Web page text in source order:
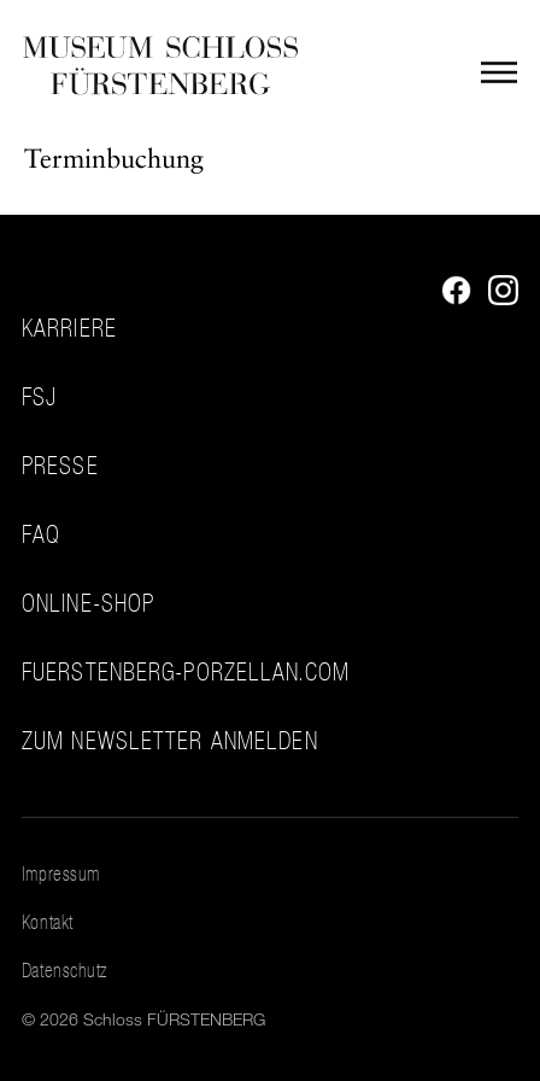
Terminbuchung
KARRIERE
FSJ
PRESSE
FAQ
ONLINE-SHOP
FUERSTENBERG-PORZELLAN.COM
ZUM NEWSLETTER ANMELDEN
Impressum
Kontakt
Datenschutz
© 2026 Schloss FÜRSTENBERG